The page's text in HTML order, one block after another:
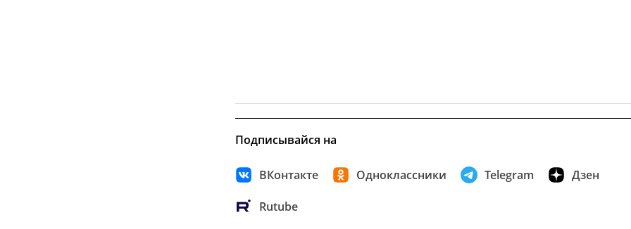
Подписывайся на
ВКонтакте Одноклассники Telegram Дзен
Rutube